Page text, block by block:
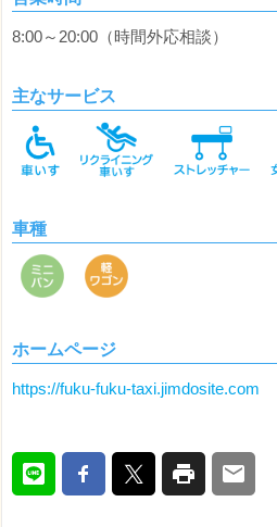
8:00～20:00（時間外応相談）
主なサービス
車種
ホームページ
https://fuku-fuku-taxi.jimdosite.com